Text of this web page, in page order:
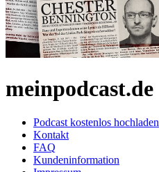
meinpodcast.de
Podcast kostenlos hochladen
Kontakt
FAQ
Kundeninformation